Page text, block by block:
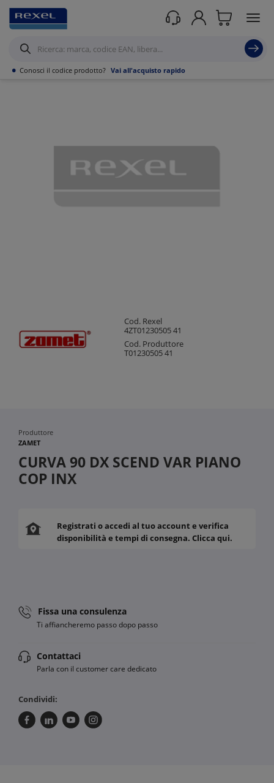
• Conosci il codice prodotto? Vai all'acquisto rapido
Prodotti /Canalizzazioni Canaline Passacavi Industriali in Metallo/Curve,
Derivazioni e accessori per Canale forato
Cod. Rexel
4ZT01230505 41
Cod. Produttore
T01230505 41
Produttore
ZAMET
CURVA 90 DX SCEND VAR PIANO
COP INX
Registrati o accedi al tuo account e verifica
disponibilità e tempi di consegna. Clicca qui.
Fissa una consulenza
Ti affiancheremo passo dopo passo
Contattaci
Parla con il customer care dedicato
Condividi: